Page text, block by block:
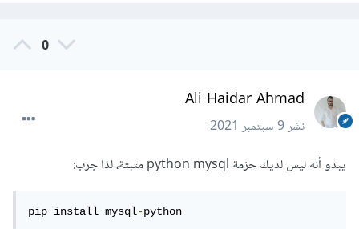
0
Ali Haidar Ahmad
نشر9 سبتمبر 2021
يبدو أنه ليس لديك حزمة python mysql مثبتة، لذا جرب:
pip install mysql-python